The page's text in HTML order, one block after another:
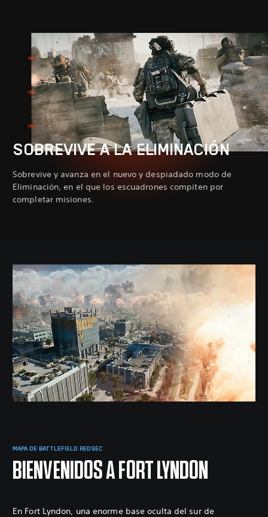
SOBREVIVE A LA ELIMINACIÓN
Sobrevive y avanza en el nuevo y despiadado modo de
Eliminación, en el que los escuadrones compiten por
completar misiones.
MAPA DE BATTLEFIELD REDSEC
BIENVENIDOS A FORT LYNDON
En Fort Lyndon, una enorme base oculta del sur de